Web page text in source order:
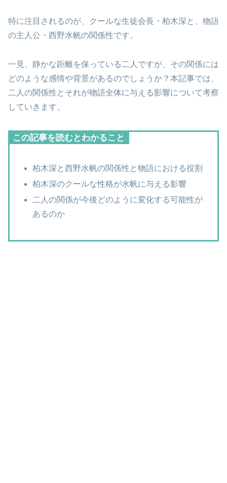
特に注目されるのが、クールな生徒会長・柏木深と、物語
の主人公・西野水帆の関係性です。
一見、静かな距離を保っている二人ですが、その関係には
どのような感情や背景があるのでしょうか？本記事では、
二人の関係性とそれが物語全体に与える影響について考察
していきます。
この記事を読むとわかること
柏木深と西野水帆の関係性と物語における役割
柏木深のクールな性格が水帆に与える影響
二人の関係が今後どのように変化する可能性が
あるのか